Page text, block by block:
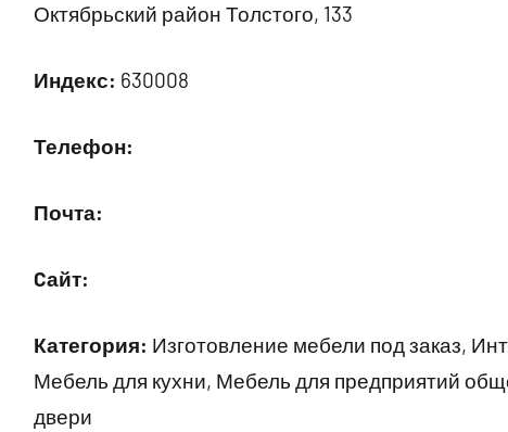
Октябрьский район Толстого, 133
Индекс: 630008
Телефон:
Почта:
Cайт:
Категория: Изготовление мебели под заказ,
Мебель для кухни, Мебель для предприятий
двери